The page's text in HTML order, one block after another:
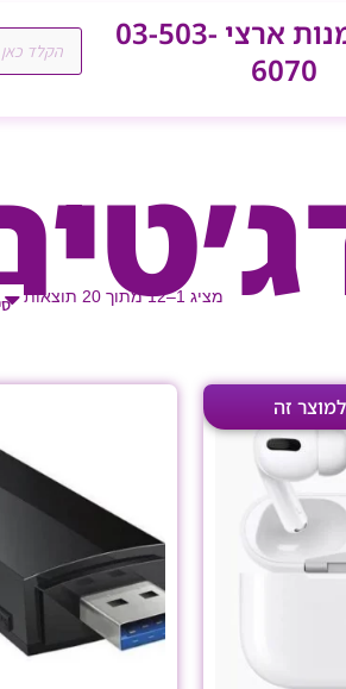
מרכז הזמנות ארצי 03-503-
6070
Products
search
מציג 1–12 מתוך 20 תוצאות
המחיר
הנוכחי
₪599.00.